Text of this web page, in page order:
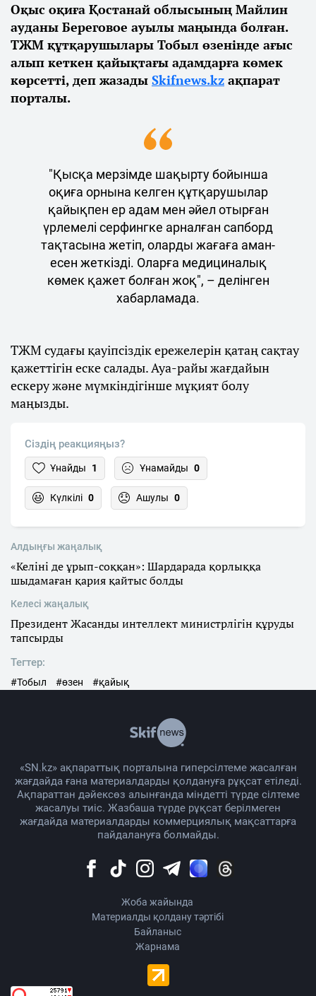
Оқыс оқиға Қостанай облысының Майлин
ауданы Береговое ауылы маңында болған.
ТЖМ құтқарушылары Тобыл өзенінде ағыс
алып кеткен қайықтағы адамдарға көмек
көрсетті, деп жазады Skifnews.kz ақпарат
порталы.
"Қысқа мерзімде шақырту бойынша
оқиға орнына келген құтқарушылар
қайықпен ер адам мен әйел отырған
үрлемелі серфингке арналған сапборд
тақтасына жетіп, оларды жағаға аман-
есен жеткізді. Оларға медициналық
көмек қажет болған жоқ", – делінген
хабарламада.
ТЖМ судағы қауіпсіздік ережелерін қатаң сақтау
қажеттігін еске салады. Ауа-райы жағдайын
ескеру және мүмкіндігінше мұқият болу
маңызды.
Сіздің реакцияңыз?
Ұнайды 1 Ұнамайды 0
Күлкілі 0 Ашулы 0
Алдыңғы жаңалық
«Келіні де ұрып-соққан»: Шардарада қорлыққа
шыдамаған қария қайтыс болды
Келесі жаңалық
Президент Жасанды интеллект министрлігін құруды
тапсырды
Тегтер:
#Тобыл #өзен #қайық
«SN.kz» ақпараттық порталына гиперсілтеме жасалған
жағдайда ғана материалдарды қолдануға рұқсат етіледі.
Ақпараттан дәйексөз алынғанда міндетті түрде сілтеме
жасалуы тиіс. Жазбаша түрде рұқсат берілмеген
жағдайда материалдарды коммерциялық мақсаттарға
пайдалануға болмайды.
Жоба жайында
Материалды қолдану тәртібі
Байланыс
Жарнама